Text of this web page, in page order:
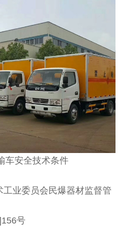
车安全技术条件
工业委员会民爆器材监督管
号